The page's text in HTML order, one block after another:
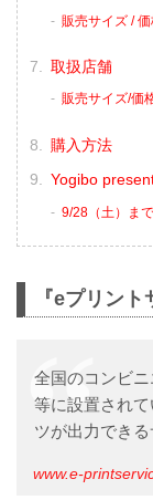
販売サイズ /
取扱店舗
販売サイズ/価
購入方法
Yogibo
9/28（土）ま
『eプリン
全国のコンビ
等に設置され
ツが出力できる
www.e-